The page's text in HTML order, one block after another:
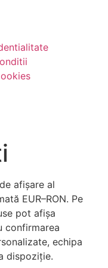
afișare al
EUR–RON. Pe
pot afișa
confirmarea
echipa
dispoziție.